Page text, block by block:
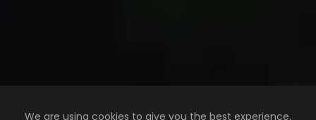
We are using cookies to give you the best experience.